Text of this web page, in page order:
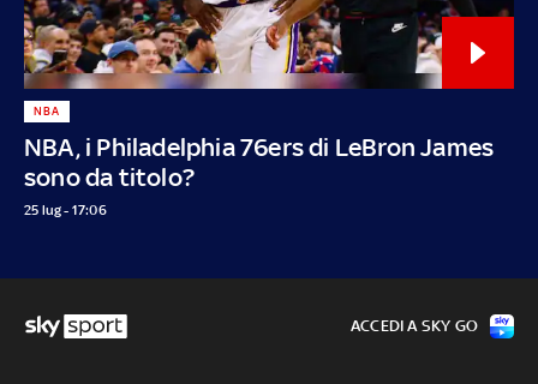
NBA, i Philadelphia 76ers di LeBron James
sono da titolo?
NBA
25 lug - 17:06
ACCEDI A SKY GO